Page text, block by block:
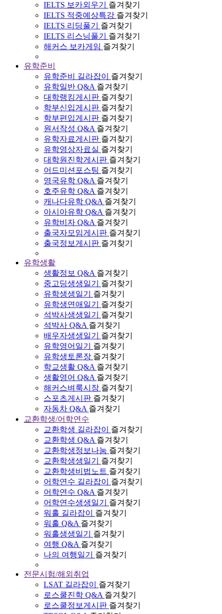
IELTS 보카외우기
즐겨찾기
IELTS 적중예상특강 즐겨찾기
IELTS 리딩풀기
즐겨찾기
IELTS 리스닝풀기
즐겨찾기
해커스 보카게임 즐겨찾기
유학준비
유학준비 길라잡이
즐겨찾기
유학일반 Q&A 즐겨찾기
대학랭킹게시판 즐겨찾기
학부신입게시판 즐겨찾기
학부편입게시판 즐겨찾기
원서작성 Q&A 즐겨찾기
유학자료게시판 즐겨찾기
유학영상자료실 즐겨찾기
대학원진학게시판 즐겨찾기
어드미션포스팅 즐겨찾기
영국유학 Q&A 즐겨찾기
호주유학 Q&A 즐겨찾기
캐나다유학 Q&A 즐겨찾기
아시아유학 Q&A 즐겨찾기
유학비자 Q&A 즐겨찾기
출국자모임게시판 즐겨찾기
출국정보게시판 즐겨찾기
유학생활
생활정보 Q&A 즐겨찾기
중고딩생생일기
즐겨찾기
유학생생일기
즐겨찾기
유학생연애일기
즐겨찾기
석박사생생일기
즐겨찾기
석박사 Q&A 즐겨찾기
배우자생생일기
즐겨찾기
유학영어일기
즐겨찾기
유학생토론장 즐겨찾기
학교생활 Q&A 즐겨찾기
생활영어 Q&A 즐겨찾기
해커스벼룩시장 즐겨찾기
스포츠게시판 즐겨찾기
자동차 Q&A 즐겨찾기
교환학생/어학연수
교환학생 길라잡이
즐겨찾기
교환학생 Q&A 즐겨찾기
교환학생정보나눔 즐겨찾기
교환학생생일기
즐겨찾기
교환학생비법노트 즐겨찾기
어학연수 길라잡이
즐겨찾기
어학연수 Q&A 즐겨찾기
어학연수생생일기
즐겨찾기
워홀 길라잡이
즐겨찾기
워홀 Q&A 즐겨찾기
워홀생생일기
즐겨찾기
여행 Q&A 즐겨찾기
나의 여행일기
즐겨찾기
전문시험/해외취업
LSAT 길라잡이
즐겨찾기
로스쿨진학 Q&A 즐겨찾기
로스쿨정보게시판 즐겨찾기